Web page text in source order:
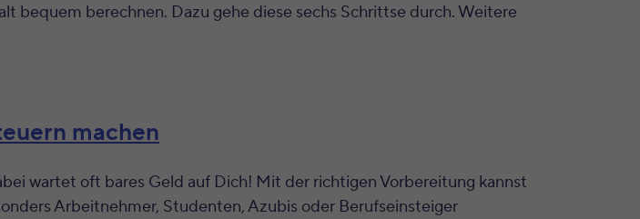
bequem berechnen. Dazu gehe diese sechs Schrittse durch. Weitere
machen
wartet oft bares Geld auf Dich! Mit der richtigen Vorbereitung kannst
Arbeitnehmer, Studenten, Azubis oder Berufseinsteiger